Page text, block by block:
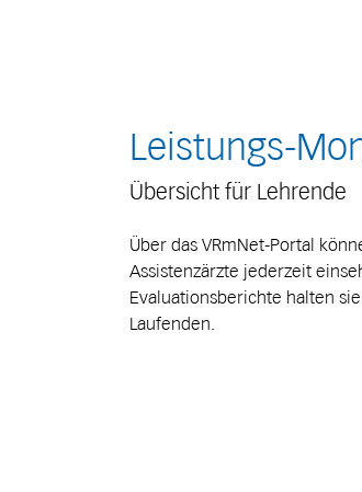
Leistungs-
Übersicht für Lehrende
Über das VRmNet-Portal
Assistenzärzte jederzeit
Evaluationsberichte halten
Laufenden.